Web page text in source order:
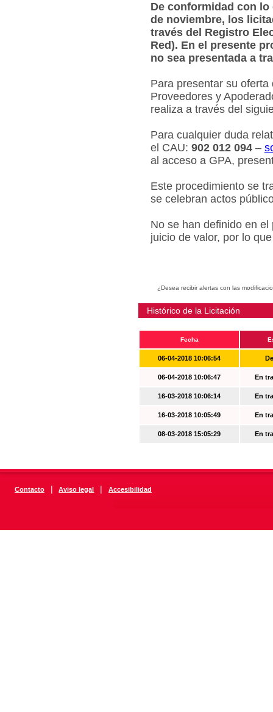
De conformidad con lo
de noviembre, los
través del Registro
Red). En el presente
no sea presentada a
Para presentar su
Proveedores y
realiza a través del
Para cualquier duda
el CAU: 902 012 094 –
al acceso a GPA,
Este procedimiento se
se celebran actos
No se han definido en
juicio de valor, por lo
¿Desea recibir alertas con las
Histórico de la Licitación
Fecha
06-04-2018 10:06:54
06-04-2018 10:06:47 En
16-03-2018 10:06:14 En
16-03-2018 10:05:49 En
08-03-2018 15:05:29 En
Contacto | Aviso legal | Accesibilidad